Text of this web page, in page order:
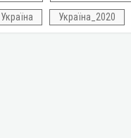
Україна Україна_2020